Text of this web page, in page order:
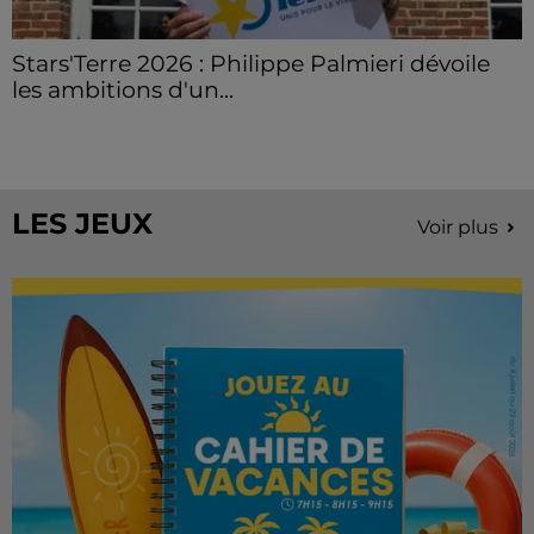
Stars'Terre 2026 : Philippe Palmieri dévoile
les ambitions d'un...
LES JEUX Voir plus